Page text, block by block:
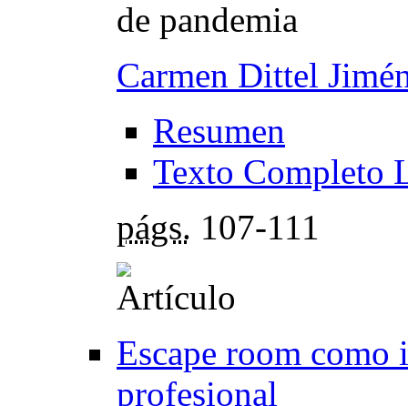
de pandemia
Carmen Dittel
Resumen
Texto Completo
págs. 107-111
Escape room
profesional